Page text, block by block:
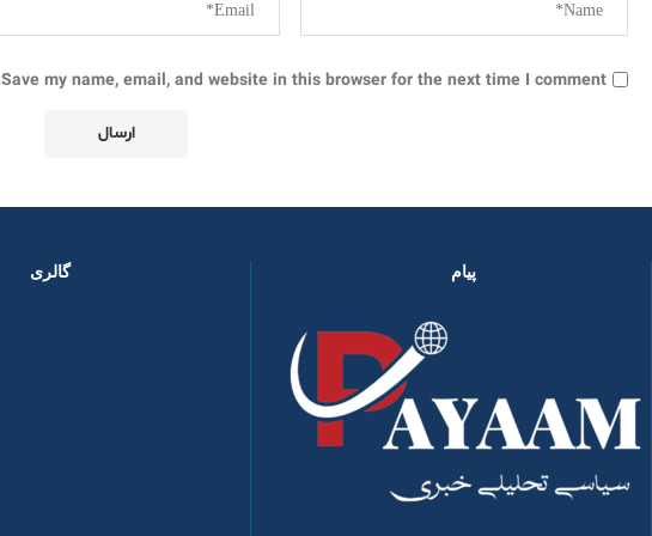
Save my name, email, and website in this browser for the next time I comment.
پیام گالری